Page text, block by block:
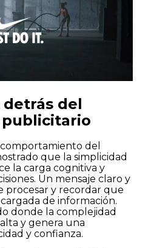
detrás del
del
que la simplicidad
la carga cognitiva y
Un mensaje claro y
procesar y recordar que
de información.
donde la complejidad
y genera una
y confianza.